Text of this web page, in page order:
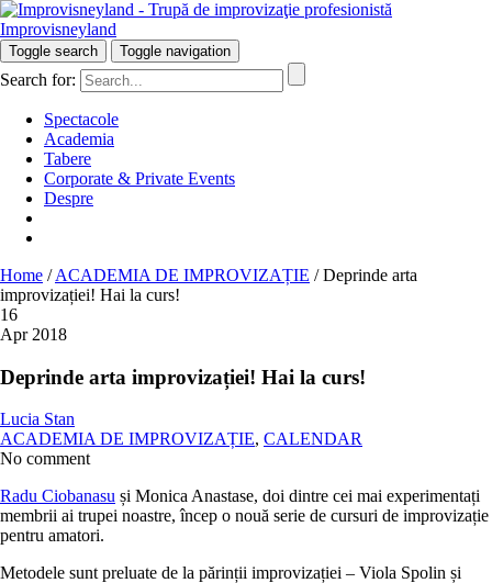
Improvisneyland
Toggle search Toggle navigation
Search for:
Spectacole
Academia
Tabere
Corporate & Private Events
Despre
Home /ACADEMIA DE IMPROVIZAȚIE /Deprinde arta
improvizației! Hai la curs!
16
Apr 2018
Deprinde arta improvizației! Hai la curs!
Lucia Stan
ACADEMIA DE IMPROVIZAȚIE, CALENDAR
No comment
Radu Ciobanasu și Monica Anastase, doi dintre cei mai experimentați
membrii ai trupei noastre, încep o nouă serie de cursuri de improvizație
pentru amatori.
Metodele sunt preluate de la părinții improvizației – Viola Spolin și